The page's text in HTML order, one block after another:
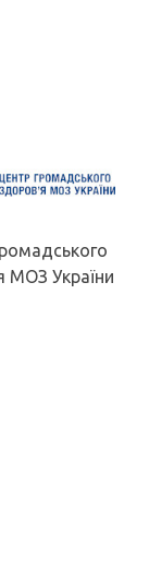
МОЗ України